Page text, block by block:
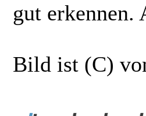
gut
Bild ist (C)